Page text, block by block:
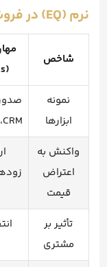
نرم (EQ) در فروش
شاخص
(Hard Skills)
نمونه
ابزارها
صدور
CRM، کاتالوگ‌خوانی
واکنش به
اعتراض
قیمت
تأثیر بر
مشتری